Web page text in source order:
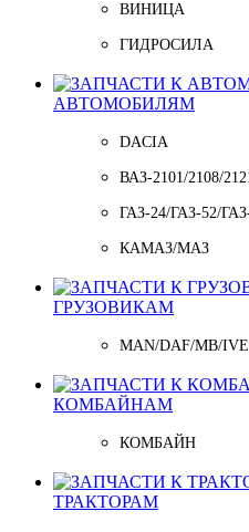
ВИНИЦА
ГИДРОСИЛА
АВТОМОБИЛЯМ
DACIA
ВАЗ-2101/2108/
ГАЗ-24/ГАЗ-52/
КАМАЗ/МАЗ
ГРУЗОВИКАМ
MAN/DAF/MB/
КОМБАЙНАМ
КОМБАЙН
ТРАКТОРАМ